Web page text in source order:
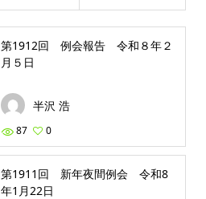
第1912回 例会報告 令和８年２
月５日
半沢 浩
87 0
第1911回 新年夜間例会 令和8
年1月22日